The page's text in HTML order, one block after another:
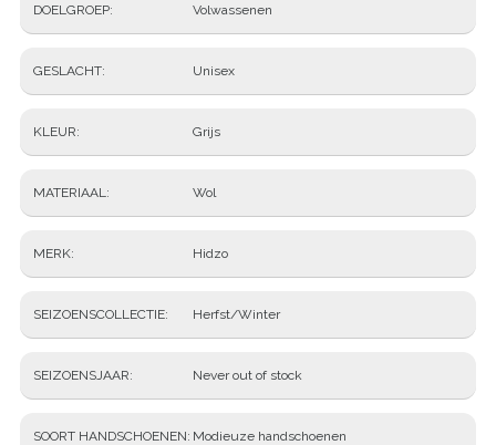
DOELGROEP Volwassenen
GESLACHT Unisex
KLEUR Grijs
MATERIAAL Wol
MERK Hidzo
SEIZOENSCOLLECTIE Herfst/Winter
SEIZOENSJAAR Never out of stock
SOORT HANDSCHOENEN Modieuze handschoenen